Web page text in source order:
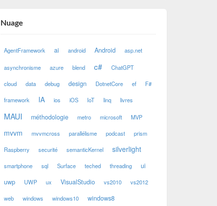
Nuage
AgentFramework ai android Android asp.net
asynchronisme azure blend c# ChatGPT
cloud data debug design DotnetCore ef F#
framework IA ios iOS IoT linq livres
MAUI méthodologie metro microsoft MVP
mvvm mvvmcross parallélisme podcast prism
Raspberry securité semanticKernel silverlight
smartphone sql Surface teched threading
ui
uwp
UWP ux VisualStudio vs2010 vs2012
web windows windows10 windows8